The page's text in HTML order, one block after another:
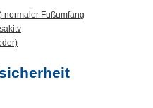
normaler Fußumfang